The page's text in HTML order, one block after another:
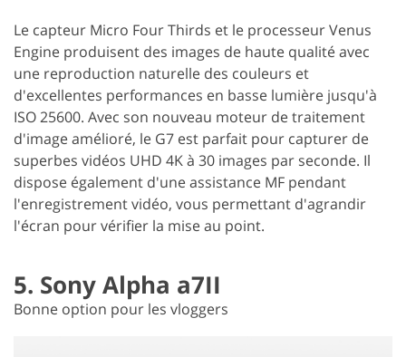
Le capteur Micro Four Thirds et le processeur Venus
Engine produisent des images de haute qualité avec
une reproduction naturelle des couleurs et
d'excellentes performances en basse lumière jusqu'à
ISO 25600. Avec son nouveau moteur de traitement
d'image amélioré, le G7 est parfait pour capturer de
superbes vidéos UHD 4K à 30 images par seconde. Il
dispose également d'une assistance MF pendant
l'enregistrement vidéo, vous permettant d'agrandir
l'écran pour vérifier la mise au point.
5. Sony Alpha a7II
Bonne option pour les vloggers